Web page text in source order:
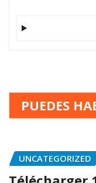
PUEDES
UNCATEGORIZED